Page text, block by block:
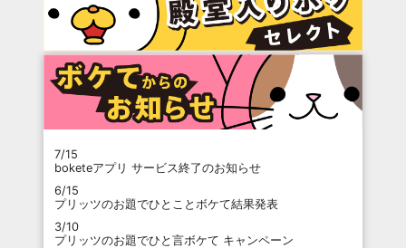
7/15
boketeアプリ サービス終了のお知らせ
6/15
プリッツのお題でひとことボケて結果発表
3/10
プリッツのお題でひと言ボケて キャンペーン